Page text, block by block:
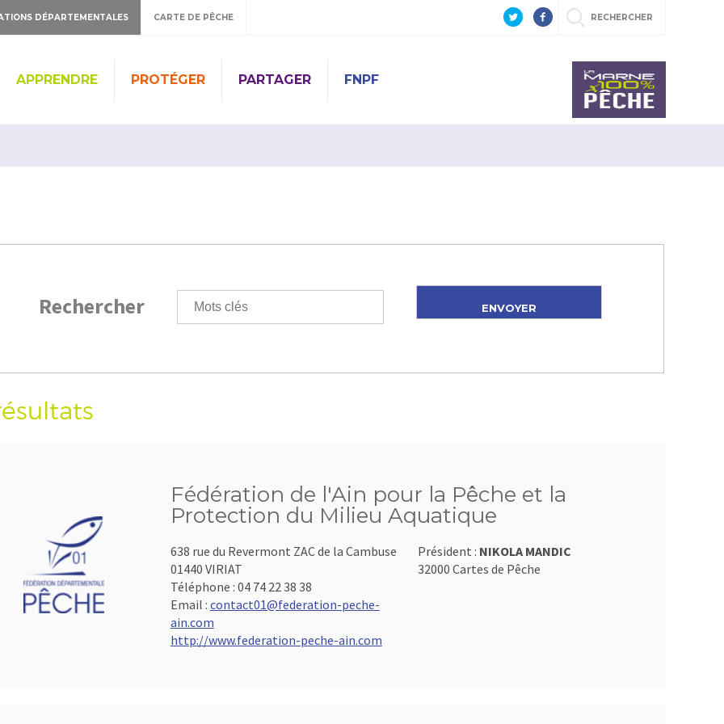
DÉPARTEMENTALES CARTE DE PÊCHE RECHERCHER
APPRENDRE PROTÉGER PARTAGER FNPF
Rechercher
Fédération de l'Ain pour la Pêche et la
Protection du Milieu Aquatique
638 rue du Revermont ZAC de la Cambuse
01440 VIRIAT
Téléphone : 04 74 22 38 38
Email : contact01@federation-peche-
ain.com
http://www.federation-peche-ain.com
Président : NIKOLA MANDIC
32000 Cartes de Pêche